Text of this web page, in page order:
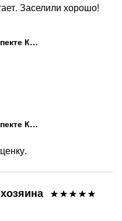
Заселили хорошо!
Апартаменты на проспекте Кирова
Апартаменты на проспекте Кирова